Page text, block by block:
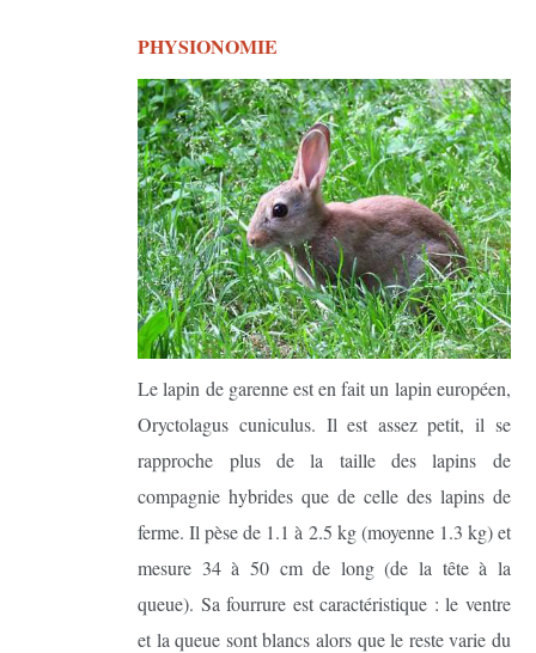
PHYSIONOMIE
Le lapin de garenne est en fait un lapin européen,
Oryctolagus cuniculus. Il est assez petit, il se
rapproche plus de la taille des lapins de
compagnie hybrides que de celle des lapins de
ferme. Il pèse de 1.1 à 2.5 kg (moyenne 1.3 kg) et
mesure 34 à 50 cm de long (de la tête à la
queue). Sa fourrure est caractéristique : le ventre
et la queue sont blancs alors que le reste varie du